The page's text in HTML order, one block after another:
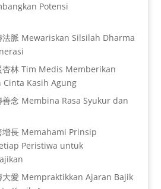
Potensi
法脈 Mewariskan Silsilah Dharma
杏林 Tim Medis Memberikan
Kasih Agung
善念 Membina Rasa Syukur dan
增長 Memahami Prinsip
Peristiwa untuk
大愛 Mempraktikkan Ajaran Bajik